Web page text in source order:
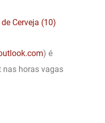
) é
nas horas vagas